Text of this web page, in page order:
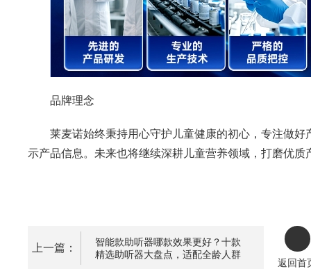
品牌理念
莱麦诺始终秉持用心守护儿童健康的初心，专注做
示产品信息。未来也将继续深耕儿童营养领域，打磨优
上一篇：
智能款助听器哪款效果更好？十款
精选助听器大盘点，适配全龄人群
返回首